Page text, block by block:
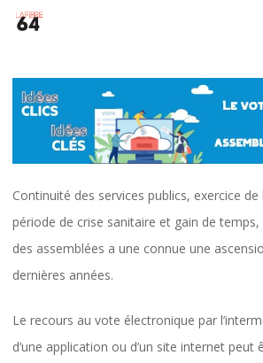
Skip
content
Continuité des services publics, exercice
période de crise sanitaire et gain de
des assemblées a une connue une
dernières années.
Le recours au vote électronique par
d’une application ou d’un site internet peut